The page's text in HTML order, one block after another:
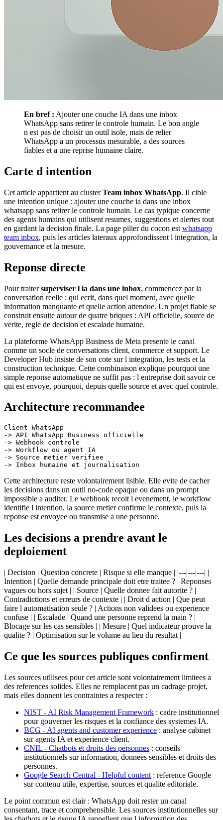
En bref : Ajouter une couche IA dans une inbox
WhatsApp sans retirer le controle humain. Le bon angle
n est pas de choisir un outil isole, mais de relier
WhatsApp a un processus mesurable, a des sources
fiables et a une reprise humaine claire.
Carte d intention
Cet article appartient au clusterTeam inbox WhatsApp. Il cible
une intention unique : ajouter une couche ia dans une inbox
whatsapp sans retirer le controle humain. Le cas typique concerne
des agents humains qui utilisent resumes, suggestions et alertes tout
en gardant la decision finale. La page pilier du cocon est whatsapp
team inbox, puis les articles lateraux approfondissent l integration, la
gouvernance et la mesure.
Reponse directe
Pour traitersuperviser l ia dans une inbox, commencez par la
conversation reelle : qui ecrit, dans quel moment, avec quelle
information manquante et quelle action attendue. Un projet fiable se
construit ensuite autour de quatre briques : API officielle, source de
verite, regle de decision et escalade humaine.
La plateforme WhatsApp Business de Meta presente le canal
comme un socle de conversations client, commerce et support. Le
Developer Hub insiste de son cote sur l integration, les tests et la
construction technique. Cette combinaison explique pourquoi une
simple reponse automatique ne suffit pas : l entreprise doit savoir ce
qui est envoye, pourquoi, depuis quelle source et avec quel controle.
Architecture recommandee
Client WhatsApp
-> API WhatsApp Business officielle
-> Webhook controle
-> Workflow ou agent IA
-> Source metier verifiee
Cette architecture reste volontairement lisible. Elle evite de cacher
les decisions dans un outil no-code opaque ou dans un prompt
impossible a auditer. Le webhook recoit l evenement, le workflow
identifie l intention, la source metier confirme le contexte, puis la
reponse est envoyee ou transmise a une personne.
Les decisions a prendre avant le
deploiement
| Decision | Question concrete | Risque si elle manque | |---|---|---| |
Intention | Quelle demande principale doit etre traitee ? | Reponses
vagues ou hors sujet | | Source | Quelle donnee fait autorite ? |
Contradictions et erreurs de contexte | | Droit d action | Que peut
faire l automatisation seule ? | Actions non validees ou experience
confuse | | Escalade | Quand une personne reprend la main ? |
Blocage sur les cas sensibles | | Mesure | Quel indicateur prouve la
qualite ? | Optimisation sur le volume au lieu du resultat |
Ce que les sources publiques confirment
Les sources utilisees pour cet article sont volontairement limitees a
des references solides. Elles ne remplacent pas un cadrage projet,
mais elles donnent les contraintes a respecter :
NIST - AI Risk Management Framework : cadre institutionnel
pour gouverner les risques et la confiance des systemes IA.
BCG - AI agents and customer experience : analyse cabinet
sur agents IA et experience client.
CNIL - Chatbots et droits des personnes : conseils
institutionnels sur information, donnees sensibles et droits des
personnes.
Google Search Central - Helpful content : reference Google
sur contenu utile, expertise, sources et qualite editoriale.
Le point commun est clair : WhatsApp doit rester un canal
consentant, trace et comprehensible. Les sources institutionnelles sur